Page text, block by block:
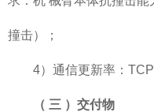
撞击）；
4）通信更新率：
（ 三 ）交付物